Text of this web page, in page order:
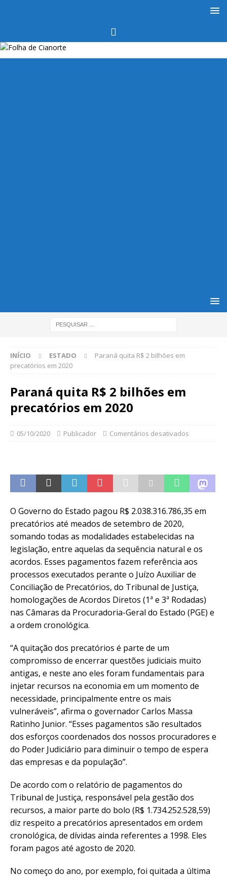
INÍCIO ESTADO
Paraná quita R$ 2 bilhões em
precatórios em 2020
Paraná quita R$ 2 bilhões em
precatórios em 2020
05/10/2020 Publicador Comentários desativados
O Governo do Estado pagou R$ 2.038.316.786,35 em
precatórios até meados de setembro de 2020,
somando todas as modalidades estabelecidas na
legislação, entre aquelas da sequência natural e os
acordos. Esses pagamentos fazem referência aos
processos executados perante o Juízo Auxiliar de
Conciliação de Precatórios, do Tribunal de Justiça,
homologações de Acordos Diretos (1ª e 3ª Rodadas)
nas Câmaras da Procuradoria-Geral do Estado (PGE) e
a ordem cronológica.
“A quitação dos precatórios é parte de um
compromisso de encerrar questões judiciais muito
antigas, e neste ano eles foram fundamentais para
injetar recursos na economia em um momento de
necessidade, principalmente entre os mais
vulneráveis”, afirma o governador Carlos Massa
Ratinho Junior. “Esses pagamentos são resultados
dos esforços coordenados dos nossos procuradores e
do Poder Judiciário para diminuir o tempo de espera
das empresas e da população”.
De acordo com o relatório de pagamentos do
Tribunal de Justiça, responsável pela gestão dos
recursos, a maior parte do bolo (R$ 1.734.252.528,59)
diz respeito a precatórios apresentados em ordem
cronológica, de dívidas ainda referentes a 1998. Eles
foram pagos até agosto de 2020.
No começo do ano, por exemplo, foi quitada a última